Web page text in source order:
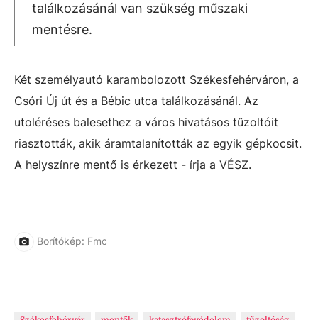
találkozásánál van szükség műszaki
mentésre.
Két személyautó karambolozott Székesfehérváron, a
Csóri Új út és a Bébic utca találkozásánál. Az
utoléréses balesethez a város hivatásos tűzoltóit
riasztották, akik áramtalanították az egyik gépkocsit.
A helyszínre mentő is érkezett - írja a VÉSZ.
Borítókép: Fmc